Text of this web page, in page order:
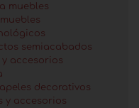
muebles
semiacabados
y accesorios
decorativos
y accesorios